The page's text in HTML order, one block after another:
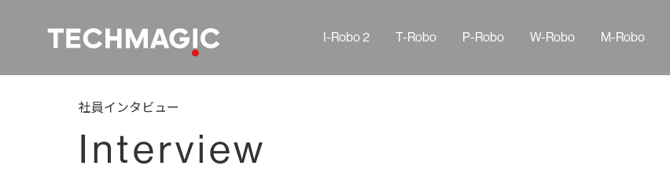
I-Robo 2 T-Robo P-Robo W-Robo M-Robo
社員インタビュー
Interview